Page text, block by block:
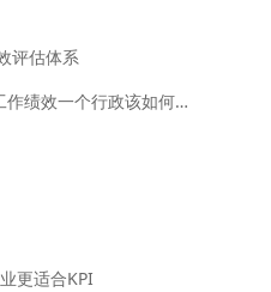
评估体系
效一个行政该如何管理
更适合KPI